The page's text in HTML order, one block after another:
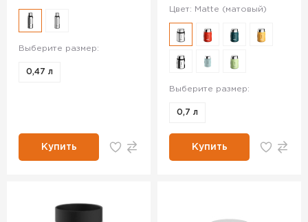
Выберите размер:
0,47 л
Купить
Цвет: Matte (матовый)
Выберите размер:
0,7 л
Купить